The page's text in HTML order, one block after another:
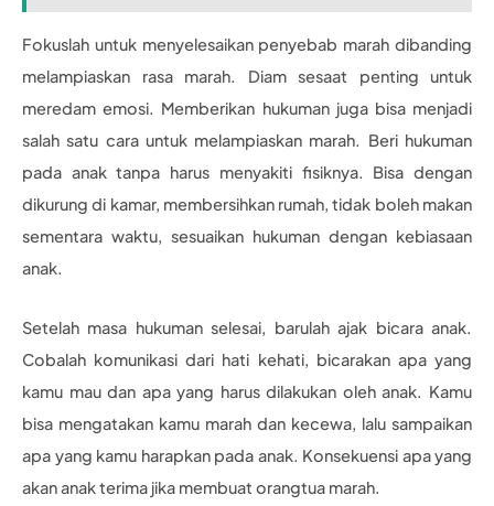
Fokuslah untuk menyelesaikan penyebab marah dibanding
melampiaskan rasa marah. Diam sesaat penting untuk
meredam emosi. Memberikan hukuman juga bisa menjadi
salah satu cara untuk melampiaskan marah. Beri hukuman
pada anak tanpa harus menyakiti fisiknya. Bisa dengan
dikurung di kamar, membersihkan rumah, tidak boleh makan
sementara waktu, sesuaikan hukuman dengan kebiasaan
anak.
Setelah masa hukuman selesai, barulah ajak bicara anak.
Cobalah komunikasi dari hati kehati, bicarakan apa yang
kamu mau dan apa yang harus dilakukan oleh anak. Kamu
bisa mengatakan kamu marah dan kecewa, lalu sampaikan
apa yang kamu harapkan pada anak. Konsekuensi apa yang
akan anak terima jika membuat orangtua marah.